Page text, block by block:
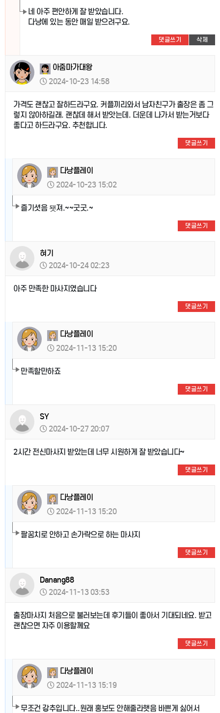
네 아주 편안하게 잘 받았습니다.
다낭에 있는 동안 매일 받으려구요.
댓글쓰기 삭제
아줌마가대왕
2024-10-23 14:58
가격도 괜찮고 잘하드라구요. 커플끼리와서 남자친구가 출장은 좀 그
렇지 않아하길래. 괜찮데 해서 받앗는데. 더운데 나가서 받는거보다
좋다고 하드라구요. 추천합니다.
댓글쓰기
다낭플레이
2024-10-23 15:02
즐기셧음 됏져.~~굿굿.~
댓글쓰기
혀기
2024-10-24 02:23
아주 만족한 마사지였습니다
댓글쓰기
다낭플레이
2024-11-13 15:20
만족할만하죠
댓글쓰기
SY
2024-10-27 20:07
2시간 전신마사지 받았는데 너무 시원하게 잘 받았습니다~
댓글쓰기
다낭플레이
2024-11-13 15:20
팔꿈치로 안하고 손가락으로 하는 마사지
댓글쓰기
Danang88
2024-11-13 03:53
출장마사지 처음으로 불러보는데 후기들이 좋아서 기대되네요. 받고
괜찮으면 자주 이용할께요
댓글쓰기
다낭플레이
2024-11-13 15:19
무조건 강추입니다..원래 홍보도 안해줄라햇음 바쁜게 싫어서